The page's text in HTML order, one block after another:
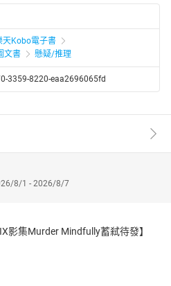
天Kobo電子書
文書
懸疑/推理
3359-8220-eaa2696065fd
8/1 - 2026/8/7
影集Murder Mindfully蓄弒待發】